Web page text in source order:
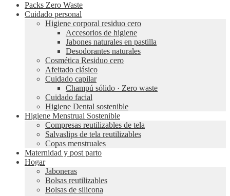
Packs Zero Waste
Cuidado personal
Higiene corporal residuo cero
Accesorios de higiene
Jabones naturales en pastilla
Desodorantes naturales
Cosmética Residuo cero
Afeitado clásico
Cuidado capilar
Champú sólido · Zero waste
Cuidado facial
Higiene Dental sostenible
Higiene Menstrual Sostenible
Compresas reutilizables de tela
Salvaslips de tela reutilizables
Copas menstruales
Maternidad y post parto
Hogar
Jaboneras
Bolsas reutilizables
Bolsas de silicona